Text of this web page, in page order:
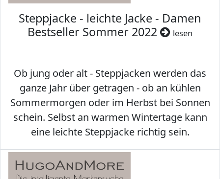
Steppjacke - leichte Jacke - Damen
Bestseller Sommer 2022
lesen
Ob jung oder alt - Steppjacken werden das
ganze Jahr über getragen - ob an kühlen
Sommermorgen oder im Herbst bei Sonnen
schein. Selbst an warmen Wintertage kann
eine leichte Steppjacke richtig sein.